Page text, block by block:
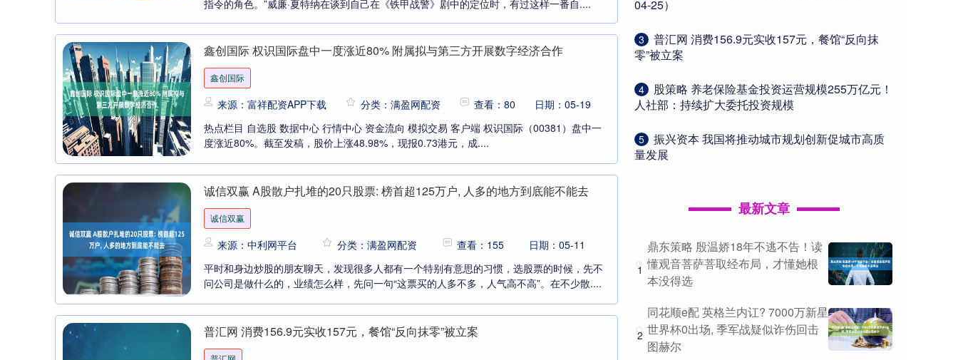
指令的角色。”威廉·夏特纳在谈到自己在《铁甲战警》剧中的定位时，有过这样一番自....
鑫创国际 权识国际盘中一度涨近80% 附属拟与第三方开展数字经济合作
鑫创国际
来源：富祥配资APP下载 分类：满盈网配资 查看：80
日期：05-19
热点栏目 自选股 数据中心 行情中心 资金流向 模拟交易 客户端 权识国际（00381）盘中一
度涨近80%。截至发稿，股价上涨48.98%，现报0.73港元，成....
诚信双赢 A股散户扎堆的20只股票: 榜首超125万户, 人多的地方到底能不能去
诚信双赢
来源：中利网平台 分类：满盈网配资 查看：155
日期：05-11
平时和身边炒股的朋友聊天，发现很多人都有一个特别有意思的习惯，选股票的时候，先不
问公司是做什么的，业绩怎么样，先问一句“这票买的人多不多，人气高不高”。在不少散....
普汇网 消费156.9元实收157元，餐馆“反向抹零”被立案
04-25）
3
​普汇网 消费156.9元实收157元，餐馆“反向抹
零”被立案
4
​股策略 养老保险基金投资运营规模255万亿元！
人社部：持续扩大委托投资规模
5
​振兴资本 我国将推动城市规划创新促城市高质
量发展
最新文章
1
鼎东策略 殷温娇18年不逃不告！读
懂观音菩萨菩取经布局，才懂她根
本没得选
2
同花顺e配 英格兰内讧? 7000万新星
世界杯0出场, 季军战疑似诈伤回击
图赫尔